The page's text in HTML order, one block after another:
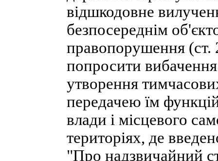
відшкодовне
безпосереднім
правопорушення
попросити
утворення
передачею їм
влади і місцевого
територіях, де
"Про надзвичайний